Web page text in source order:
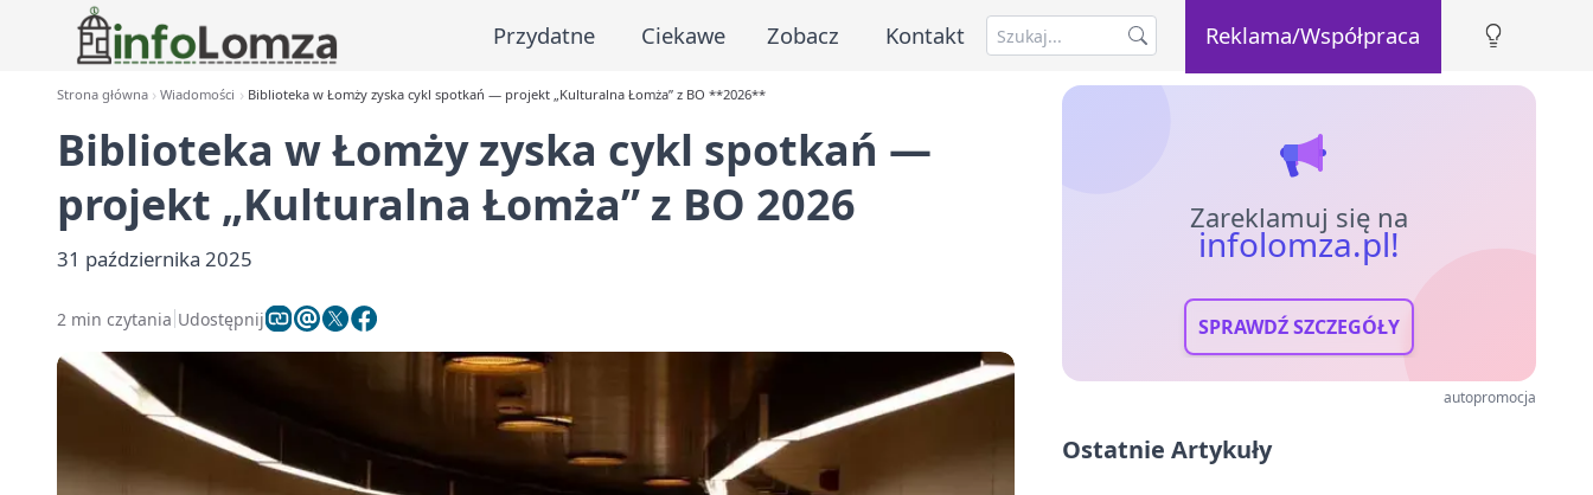
Przydatne Ciekawe Zobacz Kontakt Reklama/Współpraca
Strona główna Wiadomości Biblioteka w Łomży zyska cykl spotkań — projekt „Kulturalna Łomża” z BO **2026**
Biblioteka w Łomży zyska cykl spotkań —
projekt „Kulturalna Łomża” z BO 2026
31 października 2025
2 min czytania Udostępnij
Zareklamuj się na
infolomza.pl!
SPRAWDŹ SZCZEGÓŁY
autopromocja
Ostatnie Artykuły